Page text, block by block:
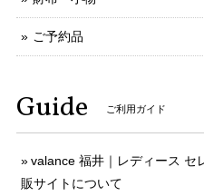
ご予約品
Guide ご利用ガイド
valance 福井｜レディース セ
販サイトについて